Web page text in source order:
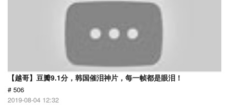
【越哥】豆瓣9.1分，韩国催泪神片，每一帧都是眼泪！
# 506
2019-08-04 12:32